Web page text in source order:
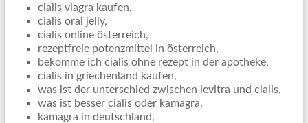
cialis viagra kaufen,
cialis oral jelly,
cialis online österreich,
rezeptfreie potenzmittel in österreich,
bekomme ich cialis ohne rezept in der apotheke,
cialis in griechenland kaufen,
was ist der unterschied zwischen levitra und cialis,
was ist besser cialis oder kamagra,
kamagra in deutschland,